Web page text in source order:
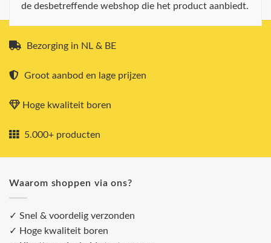
de desbetreffende webshop die het product aanbiedt.
Bezorging in NL & BE
Groot aanbod en lage prijzen
Hoge kwaliteit boren
5.000+ producten
Waarom shoppen via ons?
✓ Snel & voordelig verzonden
✓ Hoge kwaliteit boren